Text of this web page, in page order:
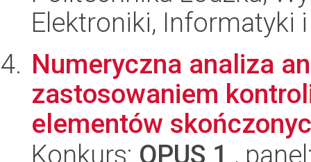
Elektroniki, Informatyki
Numeryczna analiza
zastosowaniem
elementów
Konkurs: OPUS 1 ,